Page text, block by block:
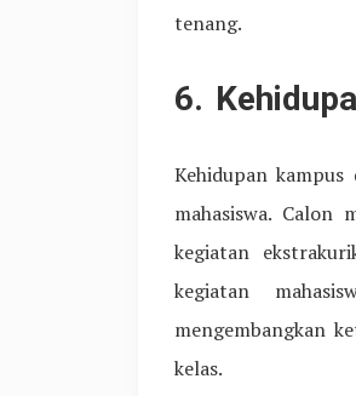
tenang.
6.
Kehidupan
mahasiswa. Calon
kegiatan
kegiatan
mengembangkan
kelas.